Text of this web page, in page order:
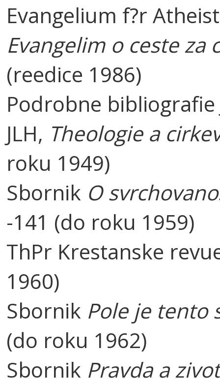
Evangelium f?r
Evangelim o ceste za
(reedice 1986)
Podrobne bibliografie
JLH, Theologie a
roku 1949)
Sbornik O
-141 (do roku 1959)
ThPr Krestanske
1960)
Sbornik Pole je tento
(do roku 1962)
Sbornik Pravda a zivot